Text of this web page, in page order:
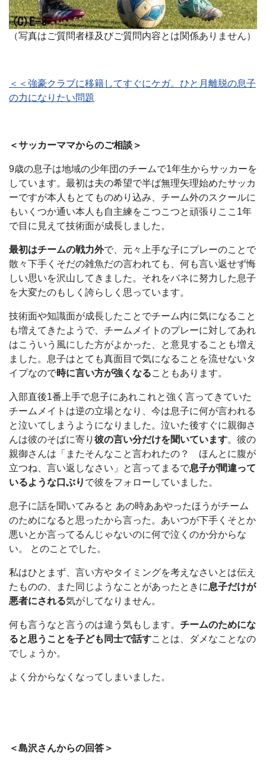
（写真はご質問者様及びご質問内容とは関係ありません）
＜＜強豪クラブに移籍してすぐにケガ。ひと月離脱の息子
の力になりたい問題
＜サッカーママからのご相談＞
9歳の息子は地域の少年団のチームで1年生からサッカーを
しています。最初は夫の希望で半ば無理矢理始めたサッカ
ーですが本人もとてものめり込み、チーム外のスクールに
もいくつか通い本人も自主練をこつこつと頑張りここ1年
で目に見えて技術面が成長しました。
最初はチームの戦力外で、元々上手な子にプレーのことで
散々下手くそだの雑魚だの言われても、何も言い返せず悔
しい思いを沢山してきました。それをバネに努力した息子
を大変たのもしく誇らしく思っています。
技術面や知識面が成長したことでチーム内に気になること
も増えてきたようで、チームメイトのプレーに対してあれ
はこういう風にした方がよかった、と意見することも増え
ました。息子はとても真面目で気になることを流せないタ
イプなので時に言い方が強くなることもあります。
入部直後1番上手で息子にあれこれと強く言ってきていた
チームメイトは逆の立場となり、今は息子に何が言われる
と泣いてしまうようになりました。泣いた後すぐに親御さ
んは彼のそばに寄り 彼の言い分だけを聞いています。彼の
親御さんは「またそんなこと言われたの？ ほんとに腹が
立つね、言い返しなさい」と言ってまるで息子が間違って
いるような口ぶり で彼をフォローしていました。
息子に話を聞いてみると あの時ああやったほうがチーム
のためになると思ったから言った。あいつが下手くそとか
悪いとか言ってるんじゃないのに何で泣くのか分からな
い。 とのことでした。
私はひとまず、言い方やタイミングを考えなさいとは伝え
たものの、また同じようなことがあったときに息子だけが
悪者にされる気がしてなりません。
何も言うなと言うのは違う気もします。 チームのためにな
ると思うことを子ども同士で話すことは、ダメなことなの
でしょうか。
よく分からなくなってしまいました。
＜島沢さんからの回答＞